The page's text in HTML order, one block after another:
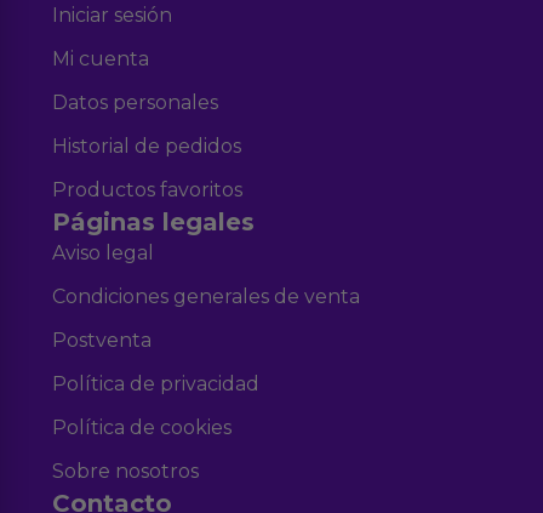
Iniciar sesión
Mi cuenta
Datos personales
Historial de pedidos
Productos favoritos
Páginas legales
Aviso legal
Condiciones generales de venta
Postventa
Política de privacidad
Política de cookies
Sobre nosotros
Contacto